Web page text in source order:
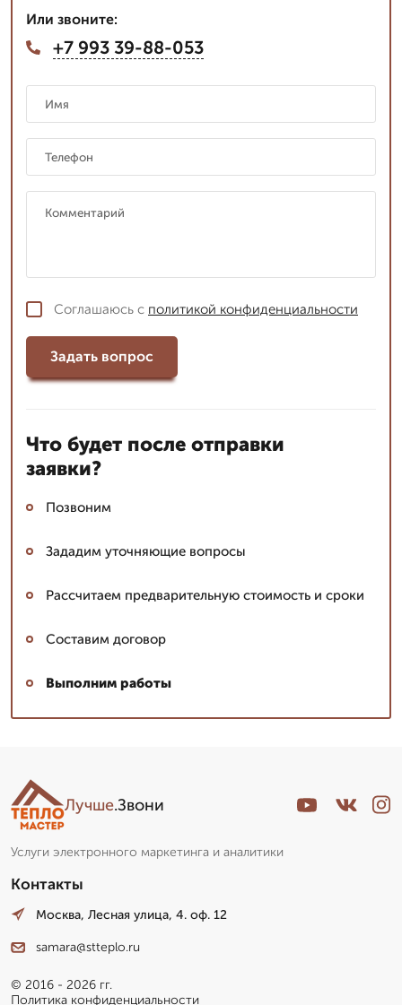
Или звоните:
+7 993 39-88-053
Соглашаюсь с политикой конфиденциальности
Задать вопрос
Что будет после отправки
заявки?
Позвоним
Зададим уточняющие вопросы
Рассчитаем предварительную стоимость и сроки
Составим договор
Выполним работы
Лучше.Звони
Услуги электронного маркетинга и аналитики
Контакты
Москва, Лесная улица, 4. оф. 12
samara@stteplo.ru
© 2016 - 2026 гг.
Политика конфиденциальности